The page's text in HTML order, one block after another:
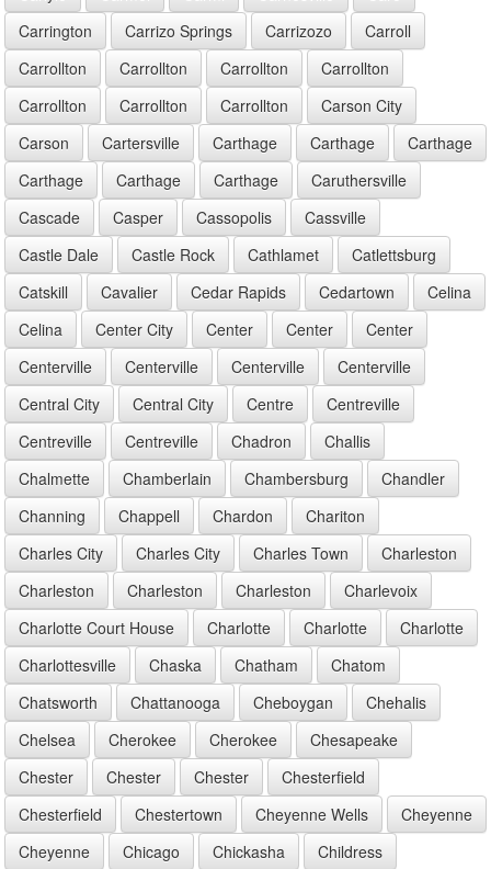
Carrington
Carrizo Springs Carrizozo
Carroll
Carrollton
Carrollton Carrollton
Carrollton
Carrollton
Carrollton Carrollton
Carson City
Carson
Cartersville Carthage Carthage
Carthage
Carthage
Carthage Carthage
Caruthersville
Cascade
Casper Cassopolis
Cassville
Castle Dale
Castle Rock Cathlamet
Catlettsburg
Catskill
Cavalier Cedar Rapids Cedartown
Celina
Celina
Center City Center Center
Center
Centerville
Centerville Centerville
Centerville
Central City
Central City Centre
Centreville
Centreville
Centreville Chadron
Challis
Chalmette
Chamberlain Chambersburg
Chandler
Channing
Chappell Chardon
Chariton
Charles City
Charles City Charles Town
Charleston
Charleston
Charleston Charleston
Charlevoix
Charlotte Court House
Charlotte Charlotte
Charlotte
Charlottesville
Chaska Chatham
Chatom
Chatsworth
Chattanooga Cheboygan
Chehalis
Chelsea
Cherokee Cherokee
Chesapeake
Chester
Chester Chester
Chesterfield
Chesterfield
Chestertown Cheyenne Wells
Cheyenne
Cheyenne
Chicago Chickasha
Childress